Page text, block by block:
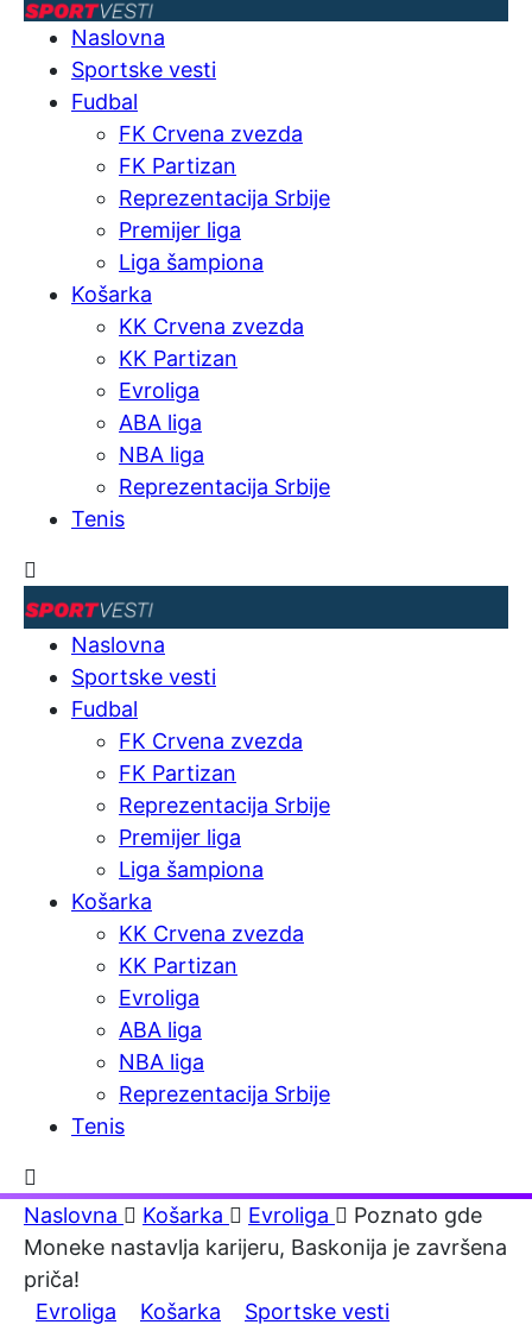
Naslovna
Sportske vesti
Fudbal
FK Crvena zvezda
FK Partizan
Reprezentacija Srbije
Premijer liga
Liga šampiona
Košarka
KK Crvena zvezda
KK Partizan
Evroliga
ABA liga
NBA liga
Reprezentacija Srbije
Tenis
Naslovna
Sportske vesti
Fudbal
FK Crvena zvezda
FK Partizan
Reprezentacija Srbije
Premijer liga
Liga šampiona
Košarka
KK Crvena zvezda
KK Partizan
Evroliga
ABA liga
NBA liga
Reprezentacija Srbije
Tenis
Naslovna Košarka Evroliga
Poznato gde
Moneke nastavlja karijeru, Baskonija je završena
priča!
Evroliga
Košarka Sportske vesti